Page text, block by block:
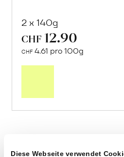
Diese Webseite verwendet
2 x 140g
CHF 12.90
CHF 4.61 pro 100g